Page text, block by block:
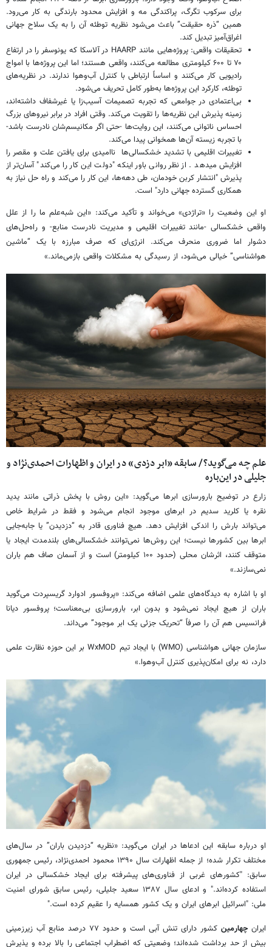
برای سرکوب تگرگ، پراکندگی مه و افزایش محدود بارندگی به کار می‌رود.
همین “ذره حقیقت” باعث می‌شود نظریه توطئه آن را به یک سلاح جهانی
اغراق‌آمیز تبدیل کند.
تحقیقات واقعی: پروژه‌هایی مانند HAARP در آلاسکا که یونوسفر را در ارتفاع
۷۰ تا ۶۰۰ کیلومتری مطالعه می‌کنند، واقعی هستند؛ اما این پروژه‌ها با امواج
رادیویی کار می‌کنند و اساساً ارتباطی با کنترل آب‌وهوا ندارند. در نظریه‌های
توطئه، کارکرد این پروژه‌ها به‌طور کامل تحریف می‌شود.
بی‌اعتمادی در جوامعی که تجربه تصمیمات آسیب‌زا یا غیرشفاف داشته‌اند،
زمینه پذیرش این نظریه‌ها را تقویت می‌کند. وقتی افراد در برابر نیروهای بزرگ
احساس ناتوانی می‌کنند، این روایت‌ها -حتی اگر مکانیسم‌شان نادرست باشد-
با تجربه زیسته آن‌ها همخوانی پیدا می‌کند.
تغییرات اقلیمی با تشدید خشکسالی‌ها ناامیدی برای یافتن علت و مقصر را
افزایش میدهد . از نظر روانی باور اینکه "دولت این کار را می‌کند" آسان‌تر از
پذیرش "انتشار کربن خودمان، طی دهه‌ها، این کار را می‌کند و راه حل نیاز به
همکاری گسترده جهانی دارد" است.
او این وضعیت را «تراژدی» می‌خواند و تأکید می‌کند: «این شبه‌علم ما را از علل
واقعی خشکسالی -مانند تغییرات اقلیمی و مدیریت نادرست منابع- و راه‌حل‌های
دشوار اما ضروری منحرف می‌کند. انرژی‌ای که صرف مبارزه با یک “ماشین
هواشناسی” خیالی می‌شود، از رسیدگی به مشکلات واقعی بازمی‌ماند.»
علم چه می‌گوید؟/ سابقه «ابر دزدی» در ایران و اظهارات احمدی‌نژاد و
جلیلی در این‌باره
زارع در توضیح بارورسازی ابرها می‌گوید: «این روش با پخش ذراتی مانند یدید
نقره یا کلرید سدیم در ابرهای موجود انجام می‌شود و فقط در شرایط خاص
می‌تواند بارش را اندکی افزایش دهد. هیچ فناوری قادر به “دزدیدن” یا جابه‌جایی
ابرها بین کشورها نیست؛ این روش‌ها نمی‌توانند خشکسالی‌های بلندمدت ایجاد یا
متوقف کنند، اثرشان محلی (حدود ۱۰۰ کیلومتر) است و از آسمان صاف هم باران
نمی‌سازند.»
او با اشاره به دیدگاه‌های علمی اضافه می‌کند: «پروفسور ادوارد گریسپردت می‌گوید
باران از هیچ ایجاد نمی‌شود و بدون ابر، بارورسازی بی‌معناست؛ پروفسور دیانا
فرانسیس هم آن را صرفاً “تحریک جزئی یک ابر موجود” می‌داند.
سازمان جهانی هواشناسی (WMO) با ایجاد تیم WxMOD بر این حوزه نظارت علمی
دارد، نه برای امکان‌پذیری کنترل آب‌وهوا.»
او درباره سابقه این ادعاها در ایران می‌گوید: «نظریه “دزدیدن باران” در سال‌های
مختلف تکرار شده؛ از جمله اظهارات سال ۱۳۹۰ محمود احمدی‌نژاد، رئیس جمهوری
سابق: "کشورهای غربی از فناوری‌های پیشرفته برای ایجاد خشکسالی در ایران
استفاده کرده‌اند." و ادعای سال ۱۳۸۷ سعید جلیلی، رئیس سابق شورای امنیت
ملی: "اسرائیل ابرهای ایران و یک کشور همسایه را عقیم کرده است."
ایرانچهارمین
کشور دارای تنش آبی است و حدود ۷۷ درصد منابع آب زیرزمینی
بیش از حد برداشت شده‌اند؛ وضعیتی که اضطراب اجتماعی را بالا برده و پذیرش